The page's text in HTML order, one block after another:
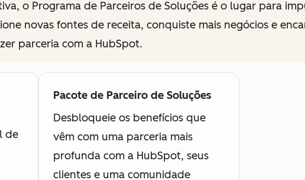
o Programa de Parceiros de Soluções é o lugar para
novas fontes de receita, conquiste mais negócios e
parceria com a HubSpot.
de
Pacote de Parceiro de Soluções
Desbloqueie os benefícios que
vêm com uma parceria mais
profunda com a HubSpot, seus
clientes e uma comunidade